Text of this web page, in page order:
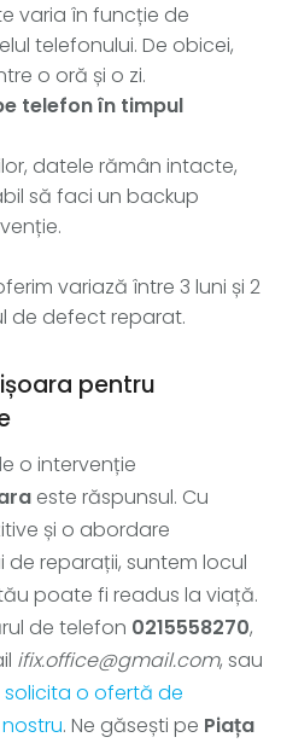
varia în funcție de
telefonului. De obicei,
o oră și o zi.
telefon în timpul
datele rămân intacte,
să faci un backup
variază între 3 luni și 2
de defect reparat.
pentru
o intervenție
este răspunsul. Cu
și o abordare
reparații, suntem locul
poate fi readus la viață.
de telefon 0215558270,
ifix.office@gmail.com, sau
solicita o ofertă de
. Ne găsești pe Piața